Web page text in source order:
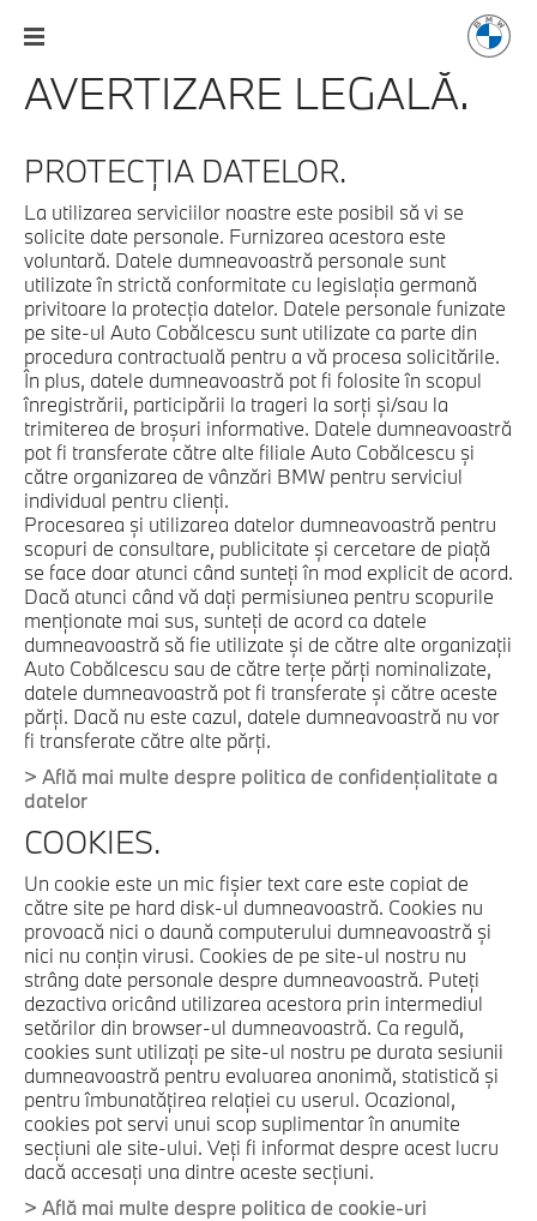
AVERTIZARE LEGALĂ.
PROTECŢIA DATELOR.
La utilizarea serviciilor noastre este posibil să vi se
solicite date personale. Furnizarea acestora este
voluntară. Datele dumneavoastră personale sunt
utilizate în strictă conformitate cu legislaţia germană
privitoare la protecţia datelor. Datele personale funizate
pe site-ul Auto Cobălcescu sunt utilizate ca parte din
procedura contractuală pentru a vă procesa solicitările.
În plus, datele dumneavoastră pot fi folosite în scopul
înregistrării, participării la trageri la sorţi şi/sau la
trimiterea de broşuri informative. Datele dumneavoastră
pot fi transferate către alte filiale Auto Cobălcescu şi
către organizarea de vânzări BMW pentru serviciul
individual pentru clienţi.
Procesarea şi utilizarea datelor dumneavoastră pentru
scopuri de consultare, publicitate şi cercetare de piaţă
se face doar atunci când sunteţi în mod explicit de acord.
Dacă atunci când vă daţi permisiunea pentru scopurile
menţionate mai sus, sunteţi de acord ca datele
dumneavoastră să fie utilizate şi de către alte organizaţii
Auto Cobălcescu sau de către terţe părţi nominalizate,
datele dumneavoastră pot fi transferate şi către aceste
părţi. Dacă nu este cazul, datele dumneavoastră nu vor
fi transferate către alte părţi.
> Află mai multe despre politica de confidenţialitate a
datelor
COOKIES.
Un cookie este un mic fişier text care este copiat de
către site pe hard disk-ul dumneavoastră. Cookies nu
provoacă nici o daună computerului dumneavoastră şi
nici nu conţin virusi. Cookies de pe site-ul nostru nu
strâng date personale despre dumneavoastră. Puteţi
dezactiva oricând utilizarea acestora prin intermediul
setărilor din browser-ul dumneavoastră. Ca regulă,
cookies sunt utilizaţi pe site-ul nostru pe durata sesiunii
dumneavoastră pentru evaluarea anonimă, statistică şi
pentru îmbunatăţirea relaţiei cu userul. Ocazional,
cookies pot servi unui scop suplimentar în anumite
secţiuni ale site-ului. Veţi fi informat despre acest lucru
dacă accesaţi una dintre aceste secţiuni.
> Află mai multe despre politica de cookie-uri